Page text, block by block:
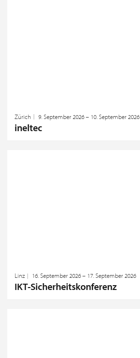
Zürich 9. September 2026 – 10. September 2026
ineltec
Linz 16. September 2026 – 17. September 2026
IKT-Sicherheitskonferenz